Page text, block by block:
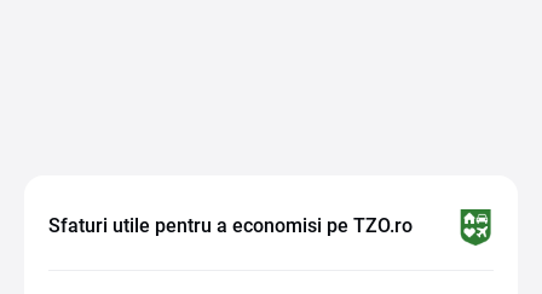
Sfaturi utile pentru a economisi pe TZO.ro